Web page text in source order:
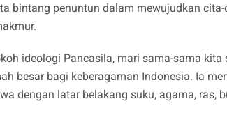
bintang penuntun dalam mewujudkan
ideologi Pancasila, mari sama-sama kita
besar bagi keberagaman Indonesia. Ia
dengan latar belakang suku, agama, ras,